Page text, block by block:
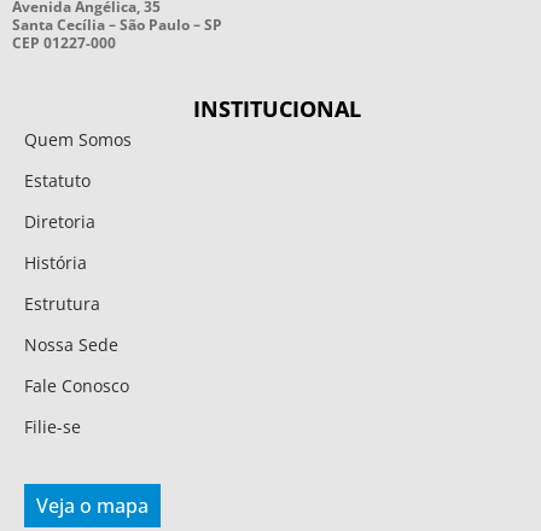
Avenida Angélica, 35
Santa Cecília – São Paulo – SP
CEP 01227-000
INSTITUCIONAL
Quem Somos
Estatuto
Diretoria
História
Estrutura
Nossa Sede
Fale Conosco
Filie-se
Veja o mapa